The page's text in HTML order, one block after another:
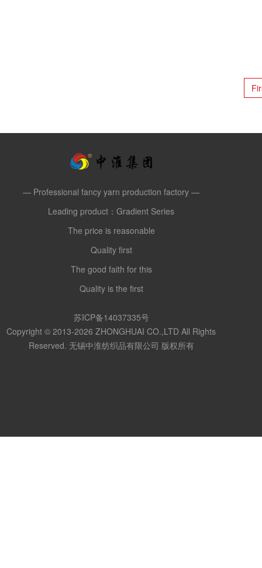
— Professional fancy yarn production factory —
Leading product：Gradient Series
The price is reasonable
Quality first
The good faith for this
Quality is the first
苏ICP备14037335号
Copyright © 2013-2026 ZHONGHUAI CO.,LTD All Rights
Reserved. 无锡中淮纺织品有限公司 版权所有